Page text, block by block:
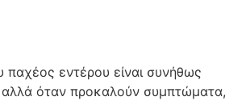
παχέος εντέρου είναι συνήθως
αλλά όταν προκαλούν συμπτώματα,